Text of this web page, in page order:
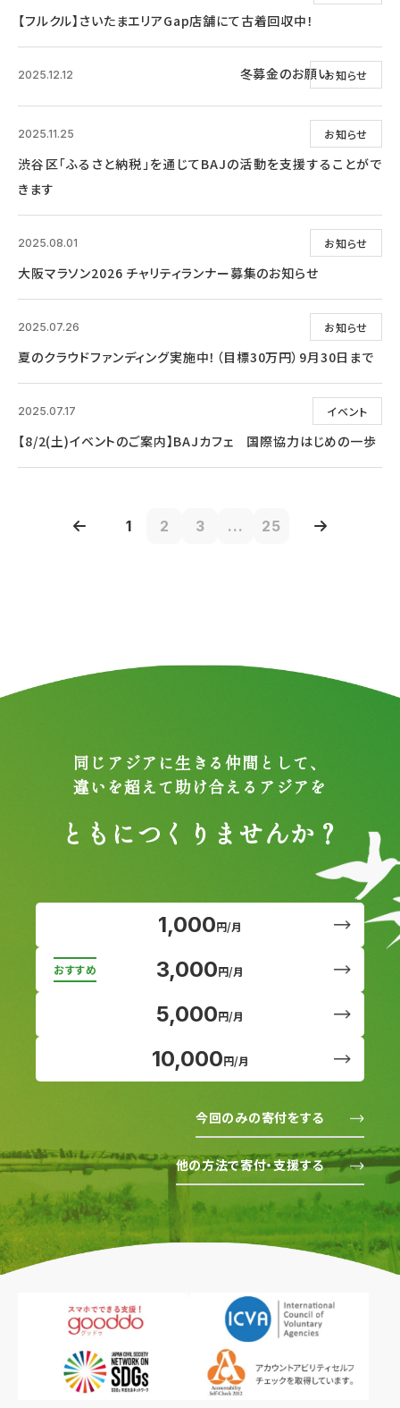
【フルクル】さいたまエリアGap店舗にて古着回収中！
お知らせ
2025.12.12 冬募金のお願い
お知らせ
2025.11.25
渋谷区「ふるさと納税」を通じてBAJの活動を支援することがで
きます
お知らせ
2025.08.01
大阪マラソン2026 チャリティランナー募集のお知らせ
お知らせ
2025.07.26
夏のクラウドファンディング実施中！（目標30万円）9月30日まで
イベント
2025.07.17
【8/2(土)イベントのご案内】BAJカフェ 国際協力はじめの一歩
1 2 3 ... 25
同じアジアに生きる仲間として、
違いを超えて助け合えるアジアを
ともにつくりませんか？
1,000円/月
3,000円/月
5,000円/月
10,000円/月
今回のみの寄付をする
他の方法で寄付・支援する